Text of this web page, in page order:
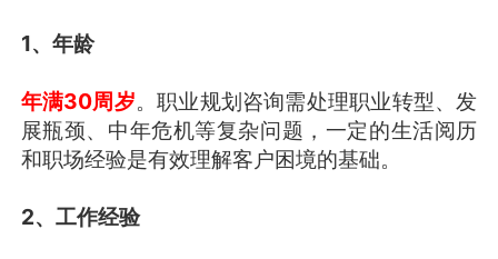
1、年龄
年满30周岁。职业规划咨询需处理职业转型、发
展瓶颈、中年危机等复杂问题，一定的生活阅历
和职场经验是有效理解客户困境的基础。
2、工作经验